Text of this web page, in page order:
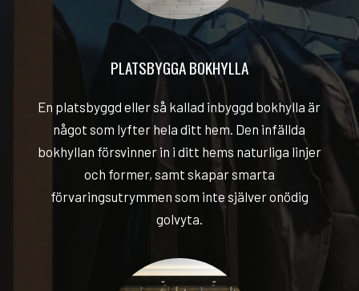
PLATSBYGGA BOKHYLLA
En platsbyggd eller så kallad inbyggd bokhylla är
något som lyfter hela ditt hem. Den infällda
bokhyllan försvinner in i ditt hems naturliga linjer
och former, samt skapar smarta
förvaringsutrymmen som inte själver onödig
golvyta.